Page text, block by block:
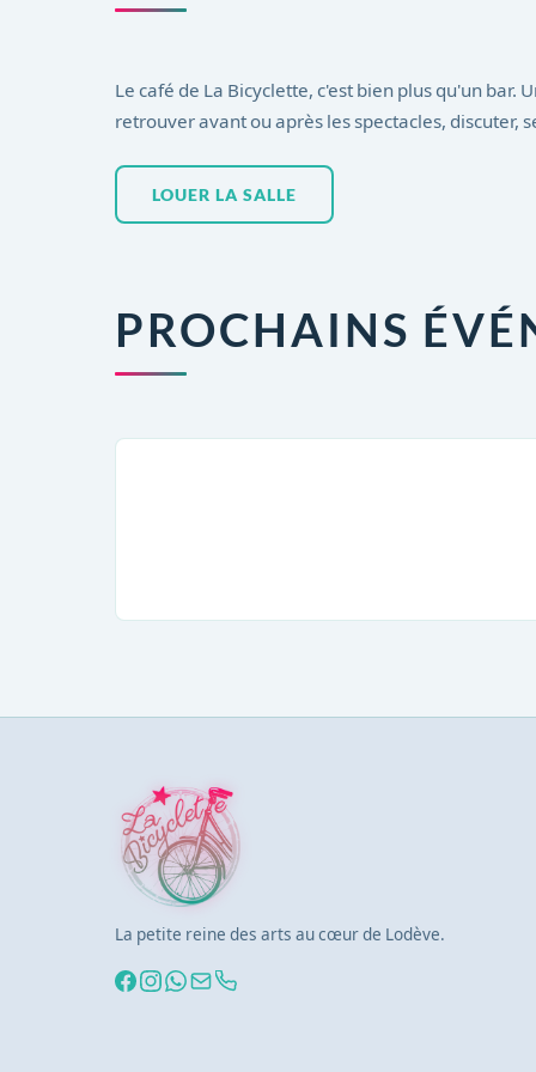
Le café de La Bicyclette, c'est bien plus qu'un bar.
retrouver avant ou après les spectacles, discuter,
LOUER LA SALLE
PROCHAINS
La petite reine des arts au cœur de Lodève.